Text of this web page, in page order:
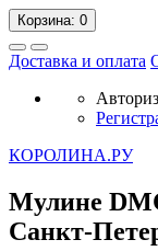
Корзина: 0
Доставка и оплата
КОРОЛИНА.РУ
Мулине
Санкт-